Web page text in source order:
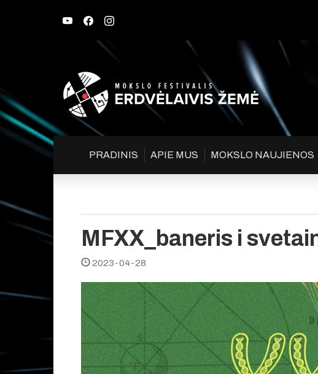
PRADINIS APIE MUS MOKSLO NAUJIENOS
MFXX_baneris i
2023-04-28